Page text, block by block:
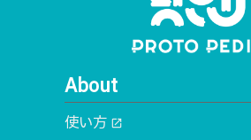
About
使い方 open_in_new